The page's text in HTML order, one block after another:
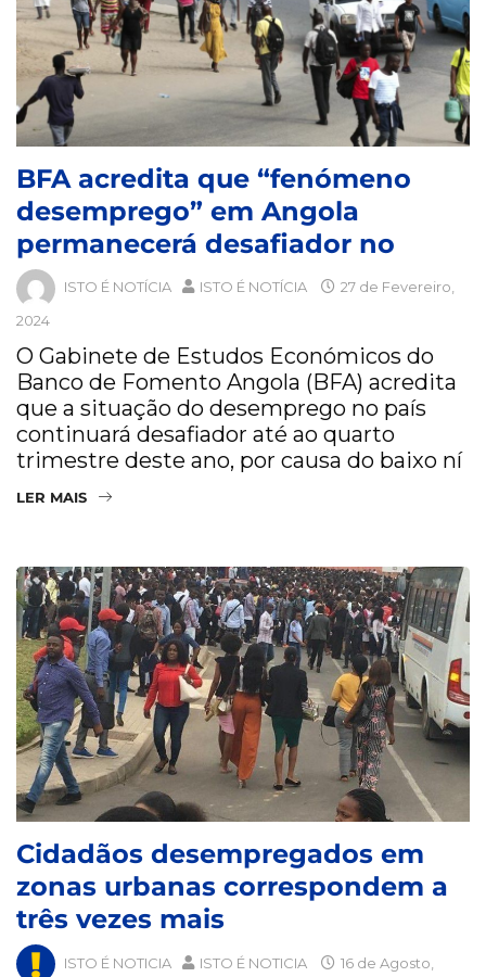
BFA acredita que “fenómeno
desemprego” em Angola
permanecerá desafiador no
ISTO É NOTÍCIA ISTO É NOTÍCIA
27 de Fevereiro,
2024
O Gabinete de Estudos Económicos do
Banco de Fomento Angola (BFA) acredita
que a situação do desemprego no país
continuará desafiador até ao quarto
trimestre deste ano, por causa do baixo ní
LER MAIS
Cidadãos desempregados em
zonas urbanas correspondem a
três vezes mais
ISTO É NOTICIA ISTO É NOTICIA
16 de Agosto,